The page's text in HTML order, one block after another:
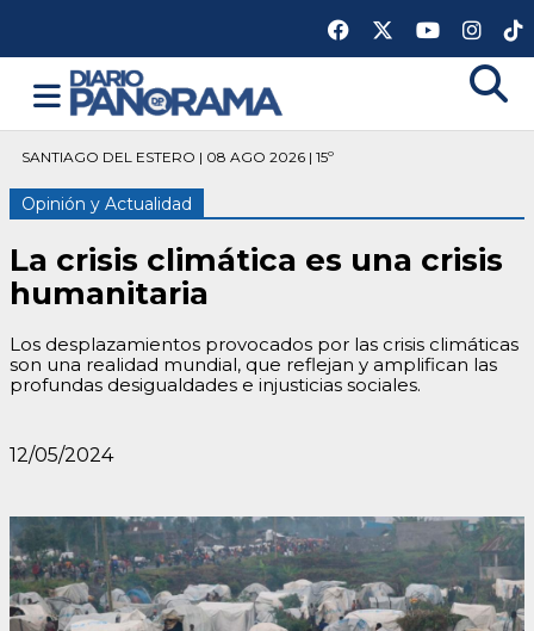
SANTIAGO DEL ESTERO | 08 AGO 2026 | 15º
Opinión y Actualidad
La crisis climática es una crisis
humanitaria
Los desplazamientos provocados por las crisis climáticas
son una realidad mundial, que reflejan y amplifican las
profundas desigualdades e injusticias sociales.
12/05/2024